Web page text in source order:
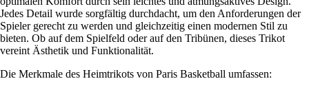
Jedes Detail wurde sorgfältig durchdacht, um den Anforderungen der
Spieler gerecht zu werden und gleichzeitig einen modernen Stil zu
bieten. Ob auf dem Spielfeld oder auf den Tribünen, dieses Trikot
vereint Ästhetik und Funktionalität.
Die Merkmale des Heimtrikots von Paris Basketball umfassen: